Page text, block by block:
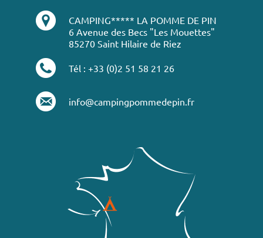
CAMPING***** LA POMME DE PIN
6 Avenue des Becs "Les Mouettes"
85270 Saint Hilaire de Riez
Tél : +33 (0)2 51 58 21 26
info@campingpommedepin.fr